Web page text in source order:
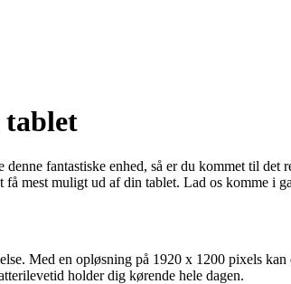
tablet
fantastiske enhed, så er du kommet til det
mest muligt ud af din tablet. Lad os komme i
Med en opløsning på 1920 x 1200 pixels
holder dig kørende hele dagen.